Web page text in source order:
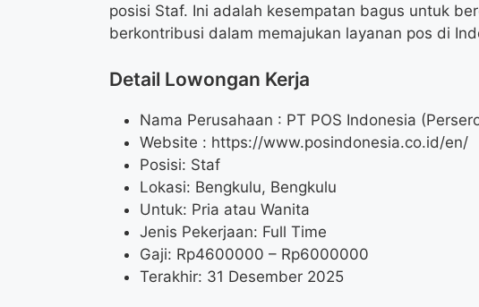
posisi Staf. Ini adalah kesempatan bagus untuk
berkontribusi dalam memajukan layanan pos di
Detail Lowongan Kerja
Nama Perusahaan : PT POS Indonesia
Website : https://www.posindonesia.co.id/en/
Posisi: Staf
Lokasi: Bengkulu, Bengkulu
Untuk: Pria atau Wanita
Jenis Pekerjaan: Full Time
Gaji: Rp4600000 – Rp6000000
Terakhir: 31 Desember 2025